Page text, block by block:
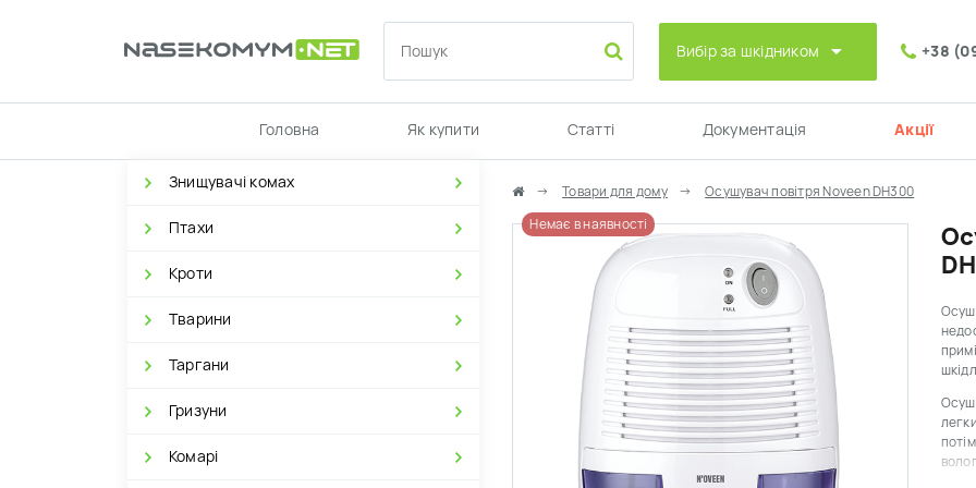
Вибір за шкідником +38
Головна Як купити Статті Документація Акції
Знищувачі комах
Птахи
Кроти
Тварини
Таргани
Гризуни
Комарі
Товари для дому
Осушувач повітря Noveen DH300
Немає в наявності